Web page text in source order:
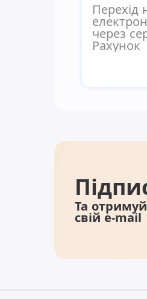
Перехід
через
Рахунок
Та
свій e-mail